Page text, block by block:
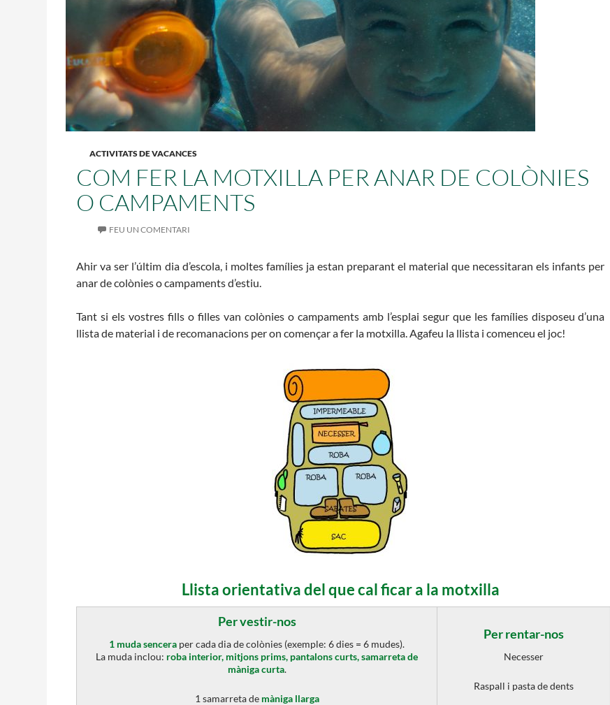
ACTIVITATS DE VACANCES
COM FER LA MOTXILLA PER ANAR DE COLÒNIES
O CAMPAMENTS
FEU UN COMENTARI
Ahir va ser l’últim dia d’escola, i moltes famílies ja estan preparant el material que necessitaran els infants per
anar de colònies o campaments d’estiu.
Tant si els vostres fills o filles van colònies o campaments amb l’esplai segur que les famílies disposeu d’una
llista de material i de recomanacions per on començar a fer la motxilla. Agafeu la llista i comenceu el joc!
Llista orientativa del que cal ficar a la motxilla
Per vestir-nos
1 muda sencera per cada dia de colònies (exemple: 6 dies = 6 mudes).
La muda inclou: roba interior, mitjons prims, pantalons curts, samarreta de
màniga curta.
1 samarreta de màniga llarga
Per rentar-nos
Necesser
Raspall i pasta de dents
L'equip
Missió i valors
Els comptes clars
Memòria d'activitats
Proposta educativa
Butlletins
Diari de la Fundació
Fundesplai als mitjans
Xarxes socials